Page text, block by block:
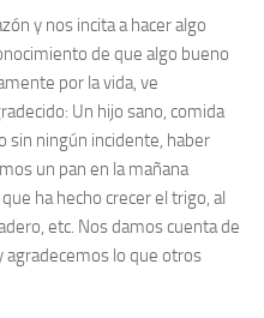
y nos incita a hacer algo
de que algo bueno
por la vida, ve
Un hijo sano, comida
sin ningún incidente, haber
un pan en la mañana
ha hecho crecer el trigo, al
etc. Nos damos cuenta de
lo que otros